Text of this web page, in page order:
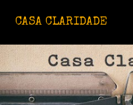
CASA CLARIDADE